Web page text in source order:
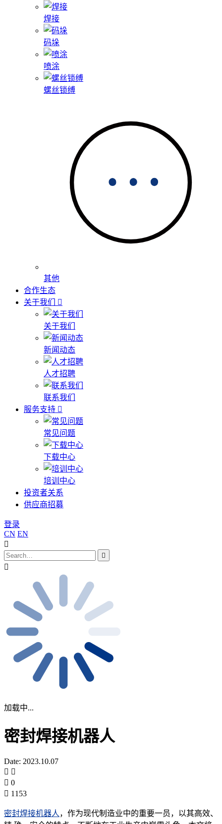
焊接
码垛
喷涂
螺丝锁缚
其他
合作生态
关于我们
关于我们
新闻动态
人才招聘
联系我们
服务支持
常见问题
下载中心
培训中心
投资者关系
供应商招募
登录
CN EN
加载中...
密封焊接机器人
Date: 2023.10.07
0
1153
密封焊接机器人 ，作为现代制造业中的重要一员，以其高效、